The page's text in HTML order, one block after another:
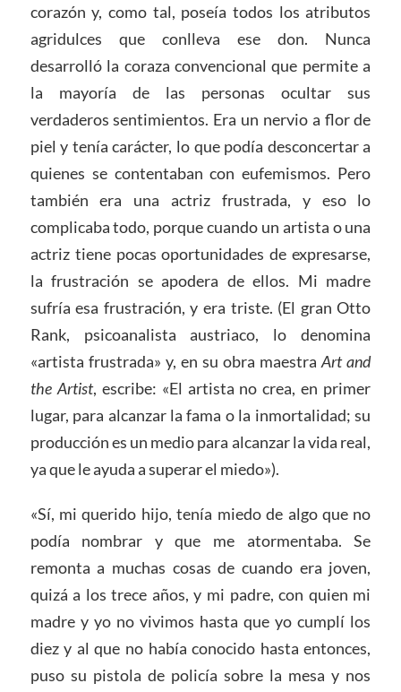
corazón y, como tal, poseía todos los atributos
agridulces que conlleva ese don. Nunca
desarrolló la coraza convencional que permite a
la mayoría de las personas ocultar sus
verdaderos sentimientos. Era un nervio a flor de
piel y tenía carácter, lo que podía desconcertar a
quienes se contentaban con eufemismos. Pero
también era una actriz frustrada, y eso lo
complicaba todo, porque cuando un artista o una
actriz tiene pocas oportunidades de expresarse,
la frustración se apodera de ellos. Mi madre
sufría esa frustración, y era triste. (El gran Otto
Rank, psicoanalista austriaco, lo denomina
«artista frustrada» y, en su obra maestraArt and
the Artist, escribe: «El artista no crea, en primer
lugar, para alcanzar la fama o la inmortalidad; su
producción es un medio para alcanzar la vida real,
ya que le ayuda a superar el miedo»).
«Sí, mi querido hijo, tenía miedo de algo que no
podía nombrar y que me atormentaba. Se
remonta a muchas cosas de cuando era joven,
quizá a los trece años, y mi padre, con quien mi
madre y yo no vivimos hasta que yo cumplí los
diez y al que no había conocido hasta entonces,
puso su pistola de policía sobre la mesa y nos